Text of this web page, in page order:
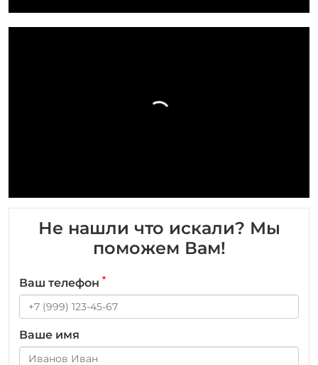
Не нашли что искали? Мы
поможем Вам!
Ваш телефон *
Ваше имя